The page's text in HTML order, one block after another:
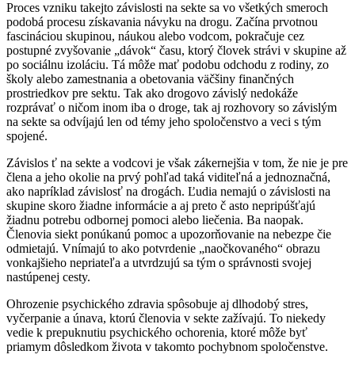
Proces vzniku takejto závislosti na sekte sa vo všetkých smeroch
podobá procesu získavania návyku na drogu. Začína prvotnou
fascináciou skupinou, náukou alebo vodcom, pokračuje cez
postupné zvyšovanie „dávok“ času, ktorý človek strávi v skupine až
po sociálnu izoláciu. Tá môže mať podobu odchodu z rodiny, zo
školy alebo zamestnania a obetovania väčšiny finančných
prostriedkov pre sektu. Tak ako drogovo závislý nedokáže
rozprávať o ničom inom iba o droge, tak aj rozhovory so závislým
na sekte sa odvíjajú len od témy jeho spoločenstvo a veci s tým
spojené.
Závislos ť na sekte a vodcovi je však zákernejšia v tom, že nie je pre
člena a jeho okolie na prvý pohľad taká viditeľná a jednoznačná,
ako napríklad závislosť na drogách. Ľudia nemajú o závislosti na
skupine skoro žiadne informácie a aj preto č asto nepripúšťajú
žiadnu potrebu odbornej pomoci alebo liečenia. Ba naopak.
Členovia siekt ponúkanú pomoc a upozorňovanie na nebezpe čie
odmietajú. Vnímajú to ako potvrdenie „naočkovaného“ obrazu
vonkajšieho nepriateľa a utvrdzujú sa tým o správnosti svojej
nastúpenej cesty.
Ohrozenie psychického zdravia spôsobuje aj dlhodobý stres,
vyčerpanie a únava, ktorú členovia v sekte zažívajú. To niekedy
vedie k prepuknutiu psychického ochorenia, ktoré môže byť
priamym dôsledkom života v takomto pochybnom spoločenstve.